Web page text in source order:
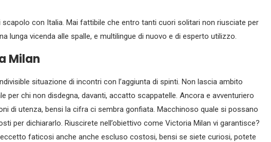
con Italia. Mai fattibile che entro tanti cuori solitari non riusciate per
lunga vicenda alle spalle, e multilingue di nuovo e di esperto utilizzo.
Milan
situazione di incontri con l’aggiunta di spinti. Non lascia ambito
per chi non disdegna, davanti, accatto scappatelle. Ancora e avventuriero
di utenza, bensi la cifra ci sembra gonfiata. Macchinoso quale si possano
per dichiararlo. Riuscirete nell’obiettivo come Victoria Milan vi garantisce?
faticosi anche anche escluso costosi, bensi se siete curiosi, potete